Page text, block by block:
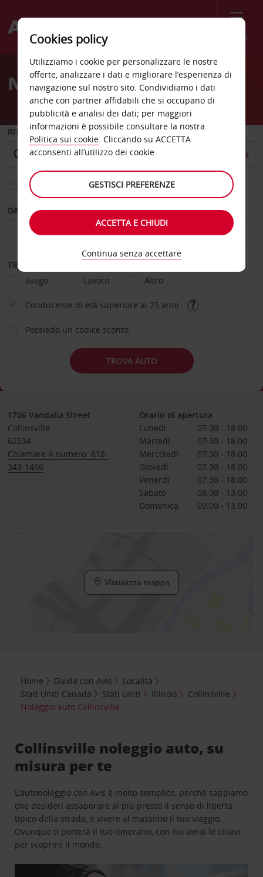
Menù
Welcome
AvisNoleggio auto Collinsville
RITIRO DA
Scegli una località di riconsegna diversa
DAL GIORNO AL GIORNO
TIPOLOGIA DI NOLEGGIO
Svago
Lavoro Altro
Conducente di età superiore ai 25 anni
Possiedo un codice sconto
TROVA AUTO
1706 Vandalia Street
Collinsville
62234
Chiamare il numero: 618-
343-1466
Orario di apertura
Lunedì
07:30 - 18:00
Martedì
07:30 - 18:00
Mercoledì
07:30 - 18:00
Giovedì
07:30 - 18:00
Venerdì
07:30 - 18:00
Sabato
08:00 - 13:00
Domenica
09:00 - 13:00
Visualizza mappa
Home Guida con Avis
Località
Stati Uniti Canada
Stati Uniti Illinois
Collinsville
Noleggio auto Collinsville
Collinsville noleggio auto, su
misura per te
L’autonoleggio con Avis è molto semplice, perchè sappiamo
che desideri assaporare al più presto il senso di libertà
tipico della strada, e vivere al massimo il tuo viaggio.
Ovunque ti porterà il tuo itinerario, con noi avrai le chiavi
per scoprire il mondo.
Cookies policy
Utilizziamo i cookie per personalizzare le nostre
offerte, analizzare i dati e migliorare l’esperienza di
navigazione sul nostro sito. Condividiamo i dati
anche con partner affidabili che si occupano di
pubblicità e analisi dei dati; per maggiori
informazioni è possibile consultare la nostra
Politica sui cookie. Cliccando su ACCETTA
acconsenti all’utilizzo dei cookie.
GESTISCI PREFERENZE
ACCETTA E CHIUDI
Continua senza accettare